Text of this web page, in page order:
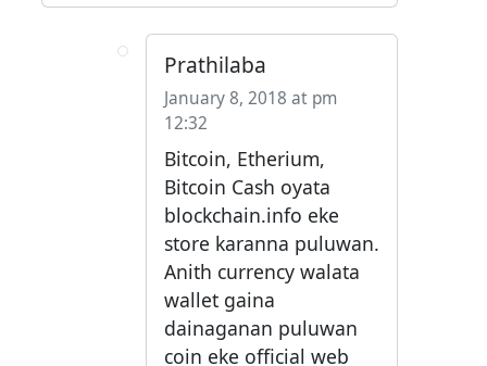
Prathilaba
January 8, 2018 at pm
12:32
Bitcoin, Etherium,
Bitcoin Cash oyata
blockchain.info eke
store karanna puluwan.
Anith currency walata
wallet gaina
dainaganan puluwan
coin eke official web